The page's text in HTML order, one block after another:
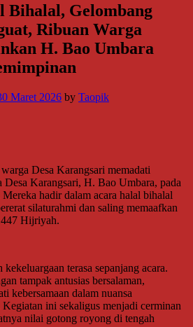
Bihalal, Gelombang
Ribuan Warga
H. Bao Umbara
Maret 2026 by Taopik
Desa Karangsari memadati
Desa Karangsari, H. Bao Umbara, pada
hadir dalam acara halal bihalal
silaturahmi dan saling memaafkan
Hijriyah.
kekeluargaan terasa sepanjang acara.
tampak antusias bersalaman,
kebersamaan dalam nuansa
Kegiatan ini sekaligus menjadi cerminan
nilai gotong royong di tengah